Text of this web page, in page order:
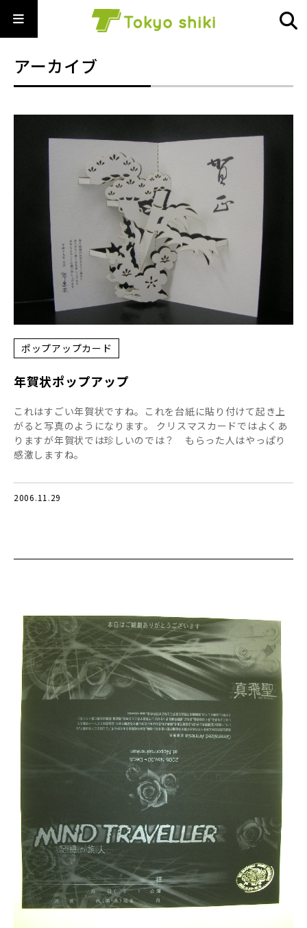
アーカイブ
ポップアップカード
年賀状ポップアップ
これはすごい年賀状ですね。これを台紙に貼り付けて起き上
がると写真のようになります。 クリスマスカードではよくあ
りますが年賀状では珍しいのでは？ もらった人はやっぱり
感激しますね。
2006.11.29